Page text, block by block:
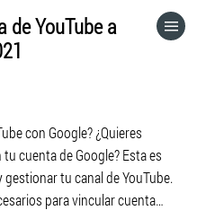
de YouTube a
con Google? ¿Quieres
cuenta de Google? Esta es
tu canal de YouTube.
para vincular cuenta
SITIO WEB